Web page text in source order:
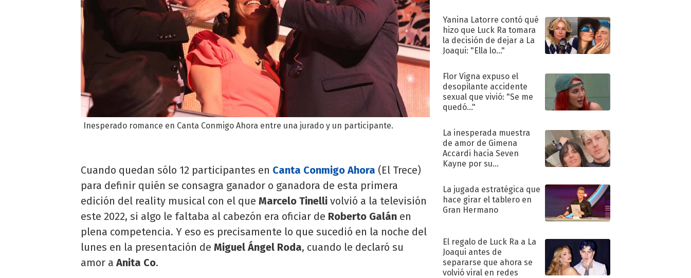
Inesperado romance en Canta Conmigo Ahora entre una jurado y un participante.
Cuando quedan sólo 12 participantes en Canta Conmigo Ahora (El Trece)
para definir quién se consagra ganador o ganadora de esta primera
edición del reality musical con el que Marcelo Tinelli volvió a la televisión
este 2022, si algo le faltaba al cabezón era oficiar de Roberto Galán en
plena competencia. Y eso es precisamente lo que sucedió en la noche del
lunes en la presentación de Miguel Ángel Roda, cuando le declaró su
amor aAnita Co.
Yanina Latorre contó qué
hizo que Luck Ra tomara
la decisión de dejar a La
Joaqui: "Ella lo..."
Flor Vigna expuso el
desopilante accidente
sexual que vivió: "Se me
quedó..."
La inesperada muestra
de amor de Gimena
Accardi hacia Seven
Kayne por su
La jugada estratégica que
hace girar el tablero en
Gran Hermano
El regalo de Luck Ra a La
Joaqui antes de
separarse que ahora se
volvió viral en redes